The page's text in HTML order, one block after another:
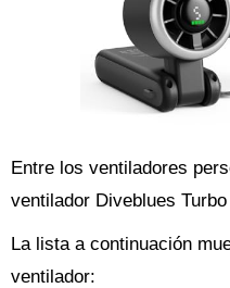
Entre los ventiladores
ventilador Diveblues
La lista a continuación
ventilador: